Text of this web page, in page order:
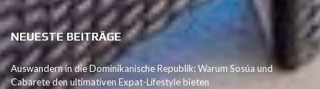
NEUESTE BEITRÄGE
Auswandern in die Dominikanische Republik: Warum Sosúa und
Cabarete den ultimativen Expat-Lifestyle bieten